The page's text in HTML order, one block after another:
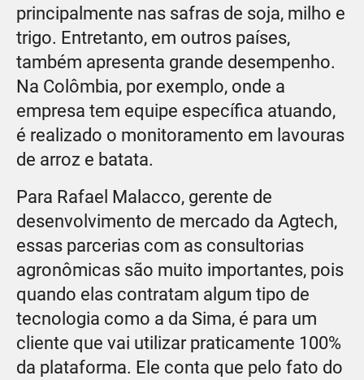
principalmente nas safras de soja, milho e
trigo. Entretanto, em outros países,
também apresenta grande desempenho.
Na Colômbia, por exemplo, onde a
empresa tem equipe específica atuando,
é realizado o monitoramento em lavouras
de arroz e batata.
Para Rafael Malacco, gerente de
desenvolvimento de mercado da Agtech,
essas parcerias com as consultorias
agronômicas são muito importantes, pois
quando elas contratam algum tipo de
tecnologia como a da Sima, é para um
cliente que vai utilizar praticamente 100%
da plataforma. Ele conta que pelo fato do